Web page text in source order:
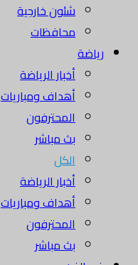
شئون خارجية
محافظات
رياضة
أخبار الرياضة
أهداف ومباريات
المحترفون
بث مباشر
الكل
أخبار الرياضة
أهداف ومباريات
المحترفون
بث مباشر